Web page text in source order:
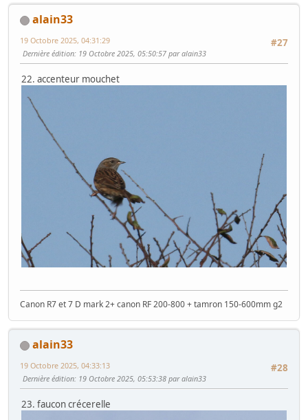
alain33
#27
19 Octobre 2025, 04:31:29
Dernière édition: 19 Octobre 2025, 05:50:57 par alain33
22. accenteur mouchet
Canon R7 et 7 D mark 2+ canon RF 200-800 + tamron 150-600mm g2
alain33
#28
19 Octobre 2025, 04:33:13
Dernière édition: 19 Octobre 2025, 05:53:38 par alain33
23. faucon crécerelle